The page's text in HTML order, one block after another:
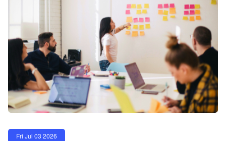
Fri Jul 03 2026